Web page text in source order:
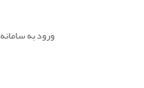
ورود به سامانه